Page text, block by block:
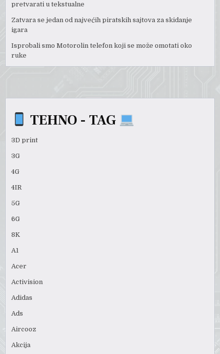
pretvarati u tekstualne
Zatvara se jedan od najvećih piratskih sajtova za skidanje
igara
Isprobali smo Motorolin telefon koji se može omotati oko
ruke
TEHNO - TAG
3D print
3G
4G
4IR
5G
6G
8K
A1
Acer
Activision
Adidas
Ads
Aircooz
Akcija